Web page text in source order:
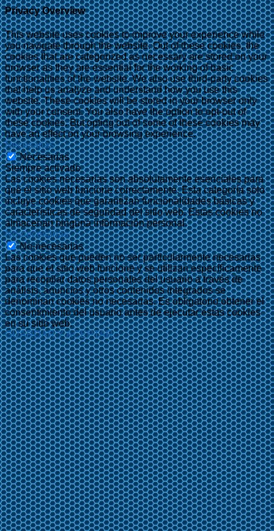
Privacy Overview
This website uses cookies to improve your experience while
you navigate through the website. Out of these cookies, the
cookies that are categorized as necessary are stored on your
browser as they are essential for the working of basic
functionalities of the website. We also use third-party cookies
that help us analyze and understand how you use this
website. These cookies will be stored in your browser only
with your consent. You also have the option to opt-out of
these cookies. But opting out of some of these cookies may
have an effect on your browsing experience.
Necesarias
Necesarias
Siempre activado
Las cookies necesarias son absolutamente esenciales para
que el sitio web funcione correctamente. Esta categoría solo
incluye cookies que garantizan funcionalidades básicas y
características de seguridad del sitio web. Estas cookies no
almacenan ninguna información personal.
No-necesarias
No-necesarias
Las cookies que pueden no ser particularmente necesarias
para que el sitio web funcione y se utilizan específicamente
para recopilar datos personales del usuario a través de
análisis, anuncios y otros contenidos integrados se
denominan cookies no necesarias. Es obligatorio obtener el
consentimiento del usuario antes de ejecutar estas cookies
en su sitio web.
GUARDAR Y ACEPTAR